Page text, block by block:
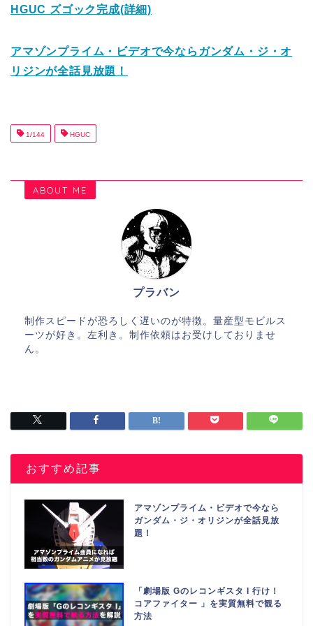
HGUC ズゴック完成(詳細)
アマゾンプライム・ビデオで今ならガンダム・ジ・オ
リジンが全話見放題！
1/144 HGUC
ABOUT ME
プラバン
制作スピードが恐ろしく遅いのが特徴。量産型モビルス
ーツが好き。左利き。制作依頼はお受けしておりませ
ん。
おすすめ記事
アマゾンプライム・ビデオで今なら
ガンダム・ジ・オリジンが全話見放
題！
「劇場版 Gのレコンギスタ I 行け！
コアファイター 」を実質無料で観る
方法